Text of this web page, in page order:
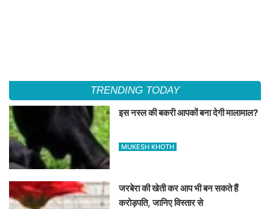
TRENDING TODAY
इस नस्ल की बकरी आपकों बना देगी मालामाल?
MUKESH KHOTH
जरबेरा की खेती कर आप भी बन सकते हैं
करोड़पति, जानिए विस्तार से